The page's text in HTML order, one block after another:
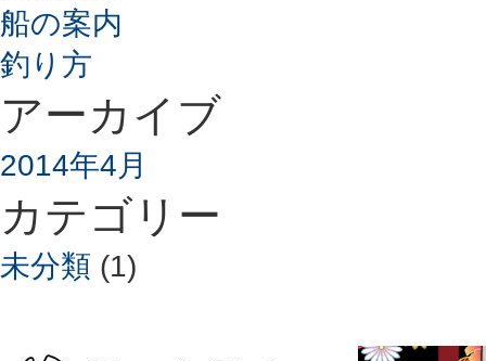
船の案内
釣り方
アーカイブ
2014年4月
カテゴリー
未分類 (1)